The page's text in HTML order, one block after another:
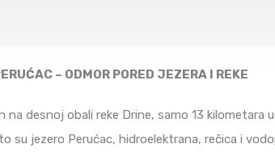
– ODMOR PORED JEZERA I REKE
desnoj obali reke Drine, samo 13
jezero Perućac, hidroelektrana, rečica i